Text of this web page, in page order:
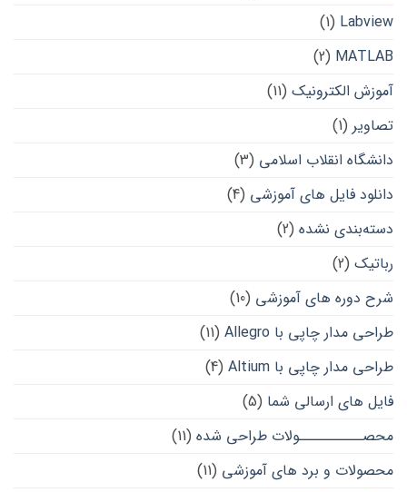
Labview
(1)
MATLAB
(2)
آموزش الکترونیک (11)
تصاویر (1)
دانشگاه انقلاب اسلامی (3)
دانلود فایل های آموزشی (4)
دسته‌بندی نشده (2)
رباتیک (2)
شرح دوره های آموزشی (10)
طراحی مدار چاپی با Allegro
(11)
طراحی مدار چاپی با Altium
(4)
فایل های ارسالی شما (5)
محصــــــــــولات طراحی شده (11)
محصولات و برد های آموزشی (11)